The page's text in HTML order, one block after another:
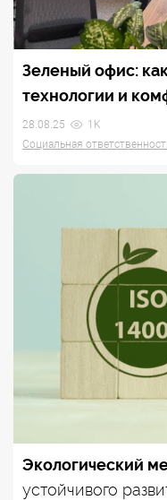
Зеленый офис:
технологии и
28.08.25
1K
Социальная
Экологический
устойчивого